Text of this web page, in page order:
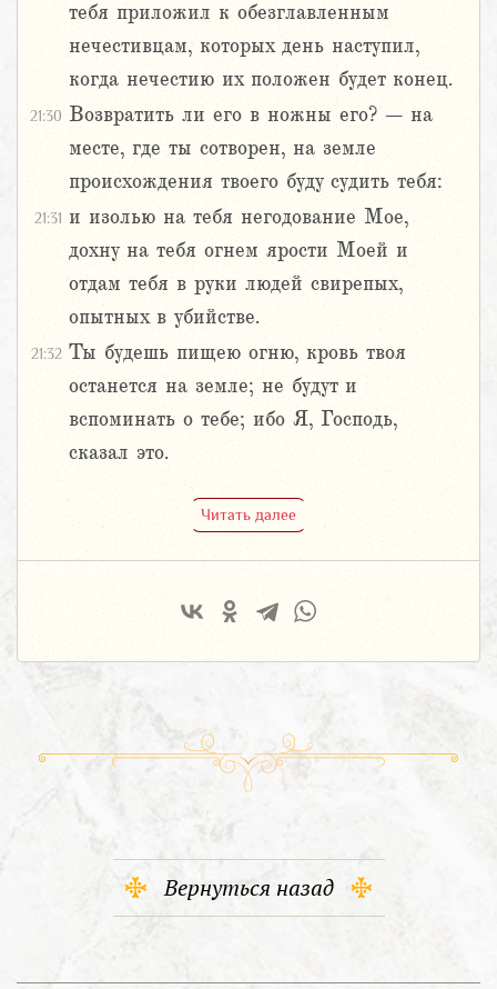
тебя приложил к обезглавленным
нечестивцам, которых день наступил,
когда нечестию их положен будет конец.
21:30 Возвратить ли его в ножны его? – на
месте, где ты сотворен, на земле
происхождения твоего буду судить тебя:
21:31 и изолью на тебя негодование Мое,
дохну на тебя огнем ярости Моей и
отдам тебя в руки людей свирепых,
опытных в убийстве.
21:32 Ты будешь пищею огню, кровь твоя
останется на земле; не будут и
вспоминать о тебе; ибо Я, Господь,
сказал это.
Читать далее
Вернуться назад